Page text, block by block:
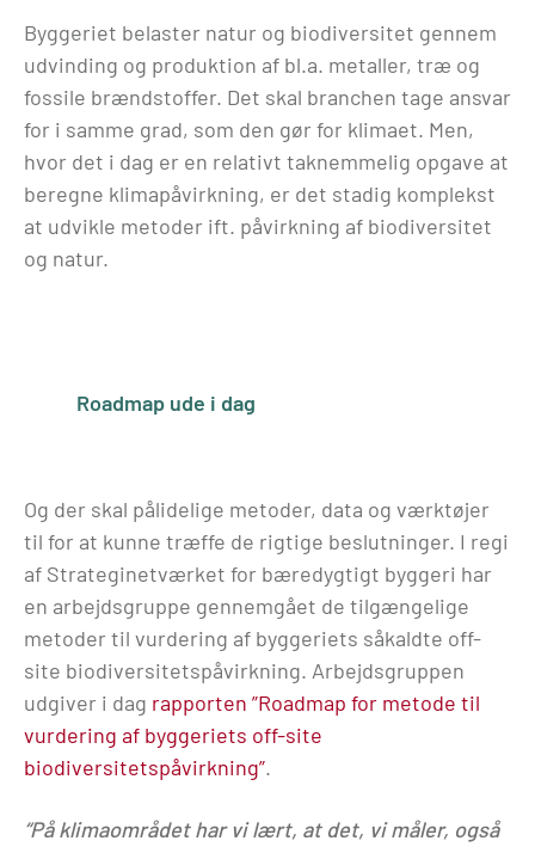
Byggeriet belaster natur og biodiversitet gennem
udvinding og produktion af bl.a. metaller, træ og
fossile brændstoffer. Det skal branchen tage ansvar
for i samme grad, som den gør for klimaet. Men,
hvor det i dag er en relativt taknemmelig opgave at
beregne klimapåvirkning, er det stadig komplekst
at udvikle metoder ift. påvirkning af biodiversitet
og natur.
Roadmap ude i dag
Og der skal pålidelige metoder, data og værktøjer
til for at kunne træffe de rigtige beslutninger. I regi
af Strateginetværket for bæredygtigt byggeri har
en arbejdsgruppe gennemgået de tilgængelige
metoder til vurdering af byggeriets såkaldte off-
site biodiversitetspåvirkning. Arbejdsgruppen
udgiver i dag rapporten ”Roadmap for metode til
vurdering af byggeriets off-site
biodiversitetspåvirkning”.
“På klimaområdet har vi lært, at det, vi måler, også